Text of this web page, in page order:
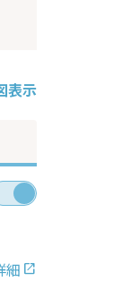
表示
細